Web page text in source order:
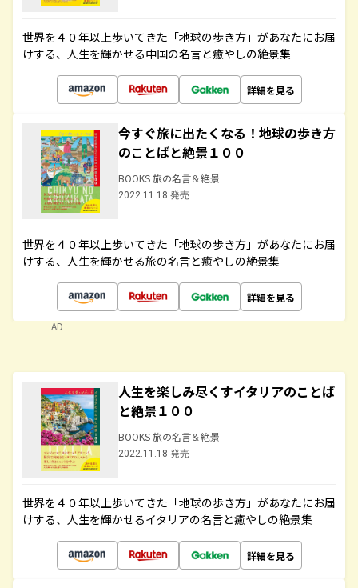
世界を４０年以上歩いてきた「地球の歩き方」があなたにお届
けする、人生を輝かせる中国の名言と癒やしの絶景集
詳細を見る
今すぐ旅に出たくなる！地球の歩き方
のことばと絶景１００
BOOKS 旅の名言＆絶景
2022.11.18 発売
世界を４０年以上歩いてきた「地球の歩き方」があなたにお届
けする、人生を輝かせる旅の名言と癒やしの絶景集
詳細を見る
AD
人生を楽しみ尽くすイタリアのことば
と絶景１００
BOOKS 旅の名言＆絶景
2022.11.18 発売
世界を４０年以上歩いてきた「地球の歩き方」があなたにお届
けする、人生を輝かせるイタリアの名言と癒やしの絶景集
詳細を見る